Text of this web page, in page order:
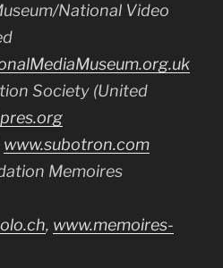
National Video
Society (United
www.subotron.com
Memoires
, www.memoires-